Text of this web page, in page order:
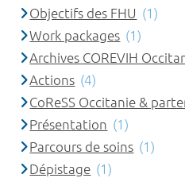
Objectifs des FHU (1)
Work packages (1)
Archives COREVIH
Actions (4)
CoReSS Occitanie &
Présentation (1)
Parcours de soins (1)
Dépistage (1)